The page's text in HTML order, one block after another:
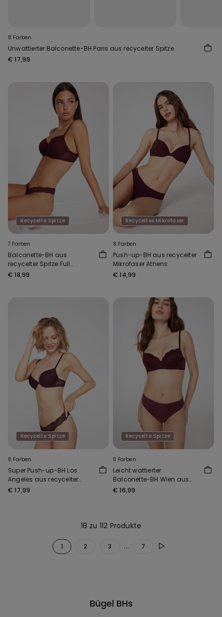
8 Farben
Unwattierter Balconette-BH Paris aus recycelter Spitze
€ 17,99
Recycelte Spitze
7 Farben
Balconette-BH aus
recycelter Spitze Full
Coverage Prague
€ 18,99
Recyceltes Mikrofaser
8 Farben
Push-up-BH aus recycelter
Mikrofaser Athens
€ 14,99
Recycelte Spitze
8 Farben
Super Push-up-BH Los
Angeles aus recycelter
Spitze
€ 17,99
Recycelte Spitze
11 Farben
Leicht wattierter
Balconette-BH Wien aus
recycelter Spitze
€ 16,99
18 zu 112 Produkte
1 2 3 ... 7
Bügel BHs